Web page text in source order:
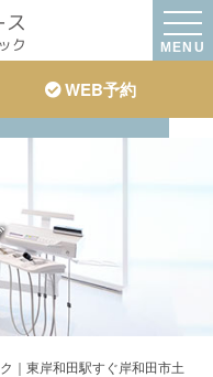
MENU
WEB予約
｜東岸和田駅すぐ岸和田市土